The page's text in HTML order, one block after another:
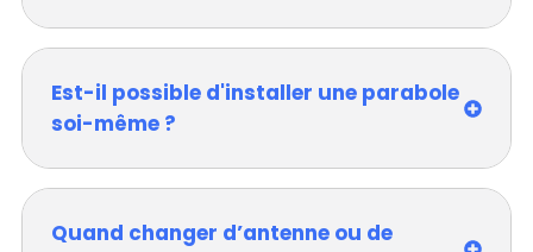
Est-il possible d'installer une parabole
soi-même ?
Quand changer d’antenne ou de